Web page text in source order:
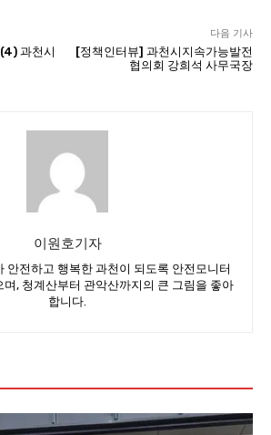
과천시
다음 기사
[정책인터뷰] 과천시지속가능발전
협의회 강희석 사무국장
이원호기자
안전하고 행복한 과천이 되도록 안전모니터
며, 청계산부터 관악산까지의 큰 그림을 좋아
합니다.